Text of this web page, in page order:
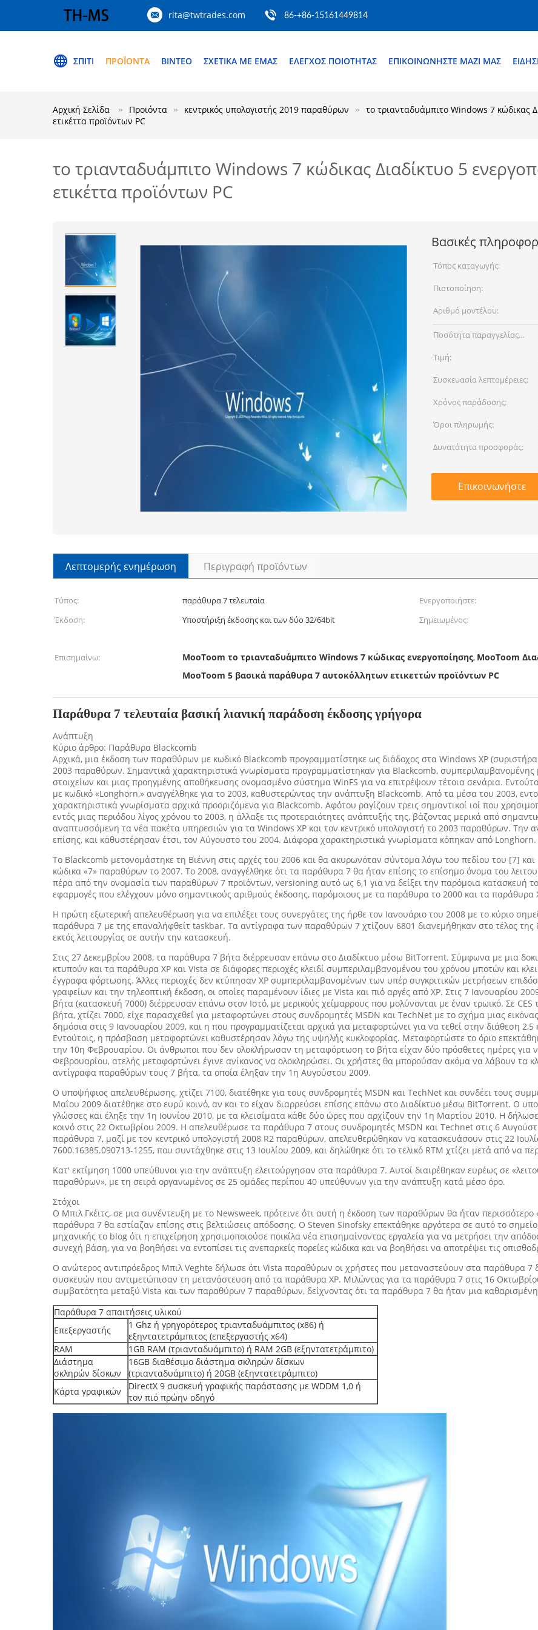
rita@twtrades.com 86-+86-15161449814
ΣΠΊΤΙ ΠΡΟΪΌΝΤΑ ΒΊΝΤΕΟ ΣΧΕΤΙΚΆ ΜΕ ΕΜΆΣ ΈΛΕΓΧΟΣ ΠΟΙΌΤΗΤΑΣ ΕΠΙΚΟΙΝΩΝΉΣΤΕ ΜΑΖΊ ΜΑΣ
Αρχική Σελίδα Προϊόντα κεντρικός υπολογιστής 2019 παραθύρων
το τριανταδυάμπιτο Windows 7 κώδικας
ετικέττα προϊόντων PC
το τριανταδυάμπιτο Windows 7 κώδικας Διαδίκτυο 5
ετικέττα προϊόντων PC
Βασικές
Τόπος καταγωγής:
Πιστοποίηση:
Αριθμό μοντέλου:
Ποσότητα παραγγελίας
min:
Τιμή:
Συσκευασία λεπτομέρειες:
Χρόνος παράδοσης:
Όροι πληρωμής:
Δυνατότητα προσφοράς:
Επικοινωνήστε
Λεπτομερής ενημέρωση Περιγραφή προϊόντων
Τύπος: παράθυρα 7 τελευταία Ενεργοποιήστε:
Έκδοση:
Υποστήριξη έκδοσης και των δύο 32/64bit Σημειωμένος:
Επισημαίνω:
MooToom το τριανταδυάμπιτο Windows 7 κώδικας ενεργοποίησης, MooToom
MooToom 5 βασικά παράθυρα 7 αυτοκόλλητων ετικεττών προϊόντων PC
Παράθυρα 7 τελευταία βασική λιανική παράδοση έκδοσης γρήγορα
Ανάπτυξη
Κύριο άρθρο: Παράθυρα Blackcomb
Αρχικά, μια έκδοση των παραθύρων με κωδικό Blackcomb προγραμματίστηκε ως διάδοχος στα Windows XP
2003 παραθύρων. Σημαντικά χαρακτηριστικά γνωρίσματα προγραμματίστηκαν για Blackcomb,
στοιχείων και μιας προηγμένης αποθήκευσης ονομασμένο σύστημα WinFS για να επιτρέψουν τέτοια σενάρια.
με κωδικό «Longhorn,» αναγγέλθηκε για το 2003, καθυστερώντας την ανάπτυξη Blackcomb. Από τα μέσα του 2003,
χαρακτηριστικά γνωρίσματα αρχικά προοριζόμενα για Blackcomb. Αφότου ραγίζουν τρεις σημαντικοί ιοί που
εντός μιας περιόδου λίγος χρόνου το 2003, η άλλαξε τις προτεραιότητες ανάπτυξής της, βάζοντας μερικά από
αναπτυσσόμενη τα νέα πακέτα υπηρεσιών για τα Windows XP και τον κεντρικό υπολογιστή το 2003 παραθύρων.
επίσης, και καθυστέρησαν έτσι, τον Αύγουστο του 2004. Διάφορα χαρακτηριστικά γνωρίσματα κόπηκαν από Longhorn.
Το Blackcomb μετονομάστηκε τη Βιέννη στις αρχές του 2006 και θα ακυρωνόταν σύντομα λόγω του πεδίου του [7]
κώδικα «7» παραθύρων το 2007. Το 2008, αναγγέλθηκε ότι τα παράθυρα 7 θα ήταν επίσης το επίσημο όνομα του
πέρα από την ονομασία των παραθύρων 7 προϊόντων, versioning αυτό ως 6,1 για να δείξει την παρόμοια κατασκευή
εφαρμογές που ελέγχουν μόνο σημαντικούς αριθμούς έκδοσης, παρόμοιους με τα παράθυρα το 2000 και τα παράθυρα
Η πρώτη εξωτερική απελευθέρωση για να επιλέξει τους συνεργάτες της ήρθε τον Ιανουάριο του 2008 με το κύριο
παράθυρα 7 με της επαναλήφθείτ taskbar. Τα αντίγραφα των παραθύρων 7 χτίζουν 6801 διανεμήθηκαν στο τέλος της
εκτός λειτουργίας σε αυτήν την κατασκευή.
Στις 27 Δεκεμβρίου 2008, τα παράθυρα 7 βήτα διέρρευσαν επάνω στο Διαδίκτυο μέσω BitTorrent. Σύμφωνα με μια
κτυπούν και τα παράθυρα XP και Vista σε διάφορες περιοχές κλειδί συμπεριλαμβανομένου του χρόνου μποτών και
έγγραφα φόρτωσης. Άλλες περιοχές δεν κτύπησαν XP συμπεριλαμβανομένων των υπέρ συγκριτικών μετρήσεων
γραφείων και την τηλεοπτική έκδοση, οι οποίες παραμένουν ίδιες με Vista και πιό αργές από XP. Στις 7 Ιανουαρίου
βήτα (κατασκευή 7000) διέρρευσαν επάνω στον Ιστό, με μερικούς χείμαρρους που μολύνονται με έναν τρωικό. Σε
βήτα, χτίζει 7000, είχε παρασχεθεί για μεταφορτώνει στους συνδρομητές MSDN και TechNet με το σχήμα μιας
δημόσια στις 9 Ιανουαρίου 2009, και η που προγραμματίζεται αρχικά για μεταφορτώνει για να τεθεί στην διάθεση
Εντούτοις, η πρόσβαση μεταφορτώνει καθυστέρησαν λόγω της υψηλής κυκλοφορίας. Μεταφορτώστε το όριο
την 10η Φεβρουαρίου. Οι άνθρωποι που δεν ολοκλήρωσαν τη μεταφόρτωση το βήτα είχαν δύο πρόσθετες ημέρες
Φεβρουαρίου, ατελής μεταφορτώνει έγινε ανίκανος να ολοκληρώσει. Οι χρήστες θα μπορούσαν ακόμα να λάβουν τα
αντίγραφα παραθύρων τους 7 βήτα, τα οποία έληξαν την 1η Αυγούστου 2009.
Ο υποψήφιος απελευθέρωσης, χτίζει 7100, διατέθηκε για τους συνδρομητές MSDN και TechNet και συνδέει τους
Μαΐου 2009 διατέθηκε στο ευρύ κοινό, αν και το είχαν διαρρεύσει επίσης επάνω στο Διαδίκτυο μέσω BitTorrent. Ο
γλώσσες και έληξε την 1η Ιουνίου 2010, με τα κλεισίματα κάθε δύο ώρες που αρχίζουν την 1η Μαρτίου 2010. Η
κοινό στις 22 Οκτωβρίου 2009. Η απελευθέρωσε τα παράθυρα 7 στους συνδρομητές MSDN και Technet στις 6
παράθυρα 7, μαζί με τον κεντρικό υπολογιστή 2008 R2 παραθύρων, απελευθερώθηκαν να κατασκευάσουν στις 22
7600.16385.090713-1255, που συντάχθηκε στις 13 Ιουλίου 2009, και δηλώθηκε ότι το τελικό RTM χτίζει μετά από να
Κατ' εκτίμηση 1000 υπεύθυνοι για την ανάπτυξη ελειτούργησαν στα παράθυρα 7. Αυτοί διαιρέθηκαν ευρέως σε
παραθύρων», με τη σειρά οργανωμένος σε 25 ομάδες περίπου 40 υπεύθυνων για την ανάπτυξη κατά μέσο όρο.
Στόχοι
Ο Μπιλ Γκέιτς, σε μια συνέντευξη με το Newsweek, πρότεινε ότι αυτή η έκδοση των παραθύρων θα ήταν περισσότερο
παράθυρα 7 θα εστίαζαν επίσης στις βελτιώσεις απόδοσης. Ο Steven Sinofsky επεκτάθηκε αργότερα σε αυτό το
μηχανικής το blog ότι η επιχείρηση χρησιμοποιούσε ποικίλα νέα επισημαίνοντας εργαλεία για να μετρήσει την
συνεχή βάση, για να βοηθήσει να εντοπίσει τις ανεπαρκείς πορείες κώδικα και να βοηθήσει να αποτρέψει τις
Ο ανώτερος αντιπρόεδρος Μπιλ Veghte δήλωσε ότι Vista παραθύρων οι χρήστες που μεταναστεύουν στα παράθυρα 7
συσκευών που αντιμετώπισαν τη μετανάστευση από τα παράθυρα XP. Μιλώντας για τα παράθυρα 7 στις 16
συμβατότητα μεταξύ Vista και των παραθύρων 7 παραθύρων, δείχνοντας ότι τα παράθυρα 7 θα ήταν μια
Παράθυρα 7 απαιτήσεις υλικού
Επεξεργαστής
1 Ghz ή γρηγορότερος τριανταδυάμπιτος (x86) ή
εξηντατετράμπιτος (επεξεργαστής x64)
RAM
1GB RAM (τριανταδυάμπιτο) ή RAM 2GB (εξηντατετράμπιτο)
Διάστημα
σκληρών δίσκων
16GB διαθέσιμο διάστημα σκληρών δίσκων
(τριανταδυάμπιτο) ή 20GB (εξηντατετράμπιτο)
Κάρτα γραφικών
DirectX 9 συσκευή γραφικής παράστασης με WDDM 1,0 ή
τον πιό πρώην οδηγό